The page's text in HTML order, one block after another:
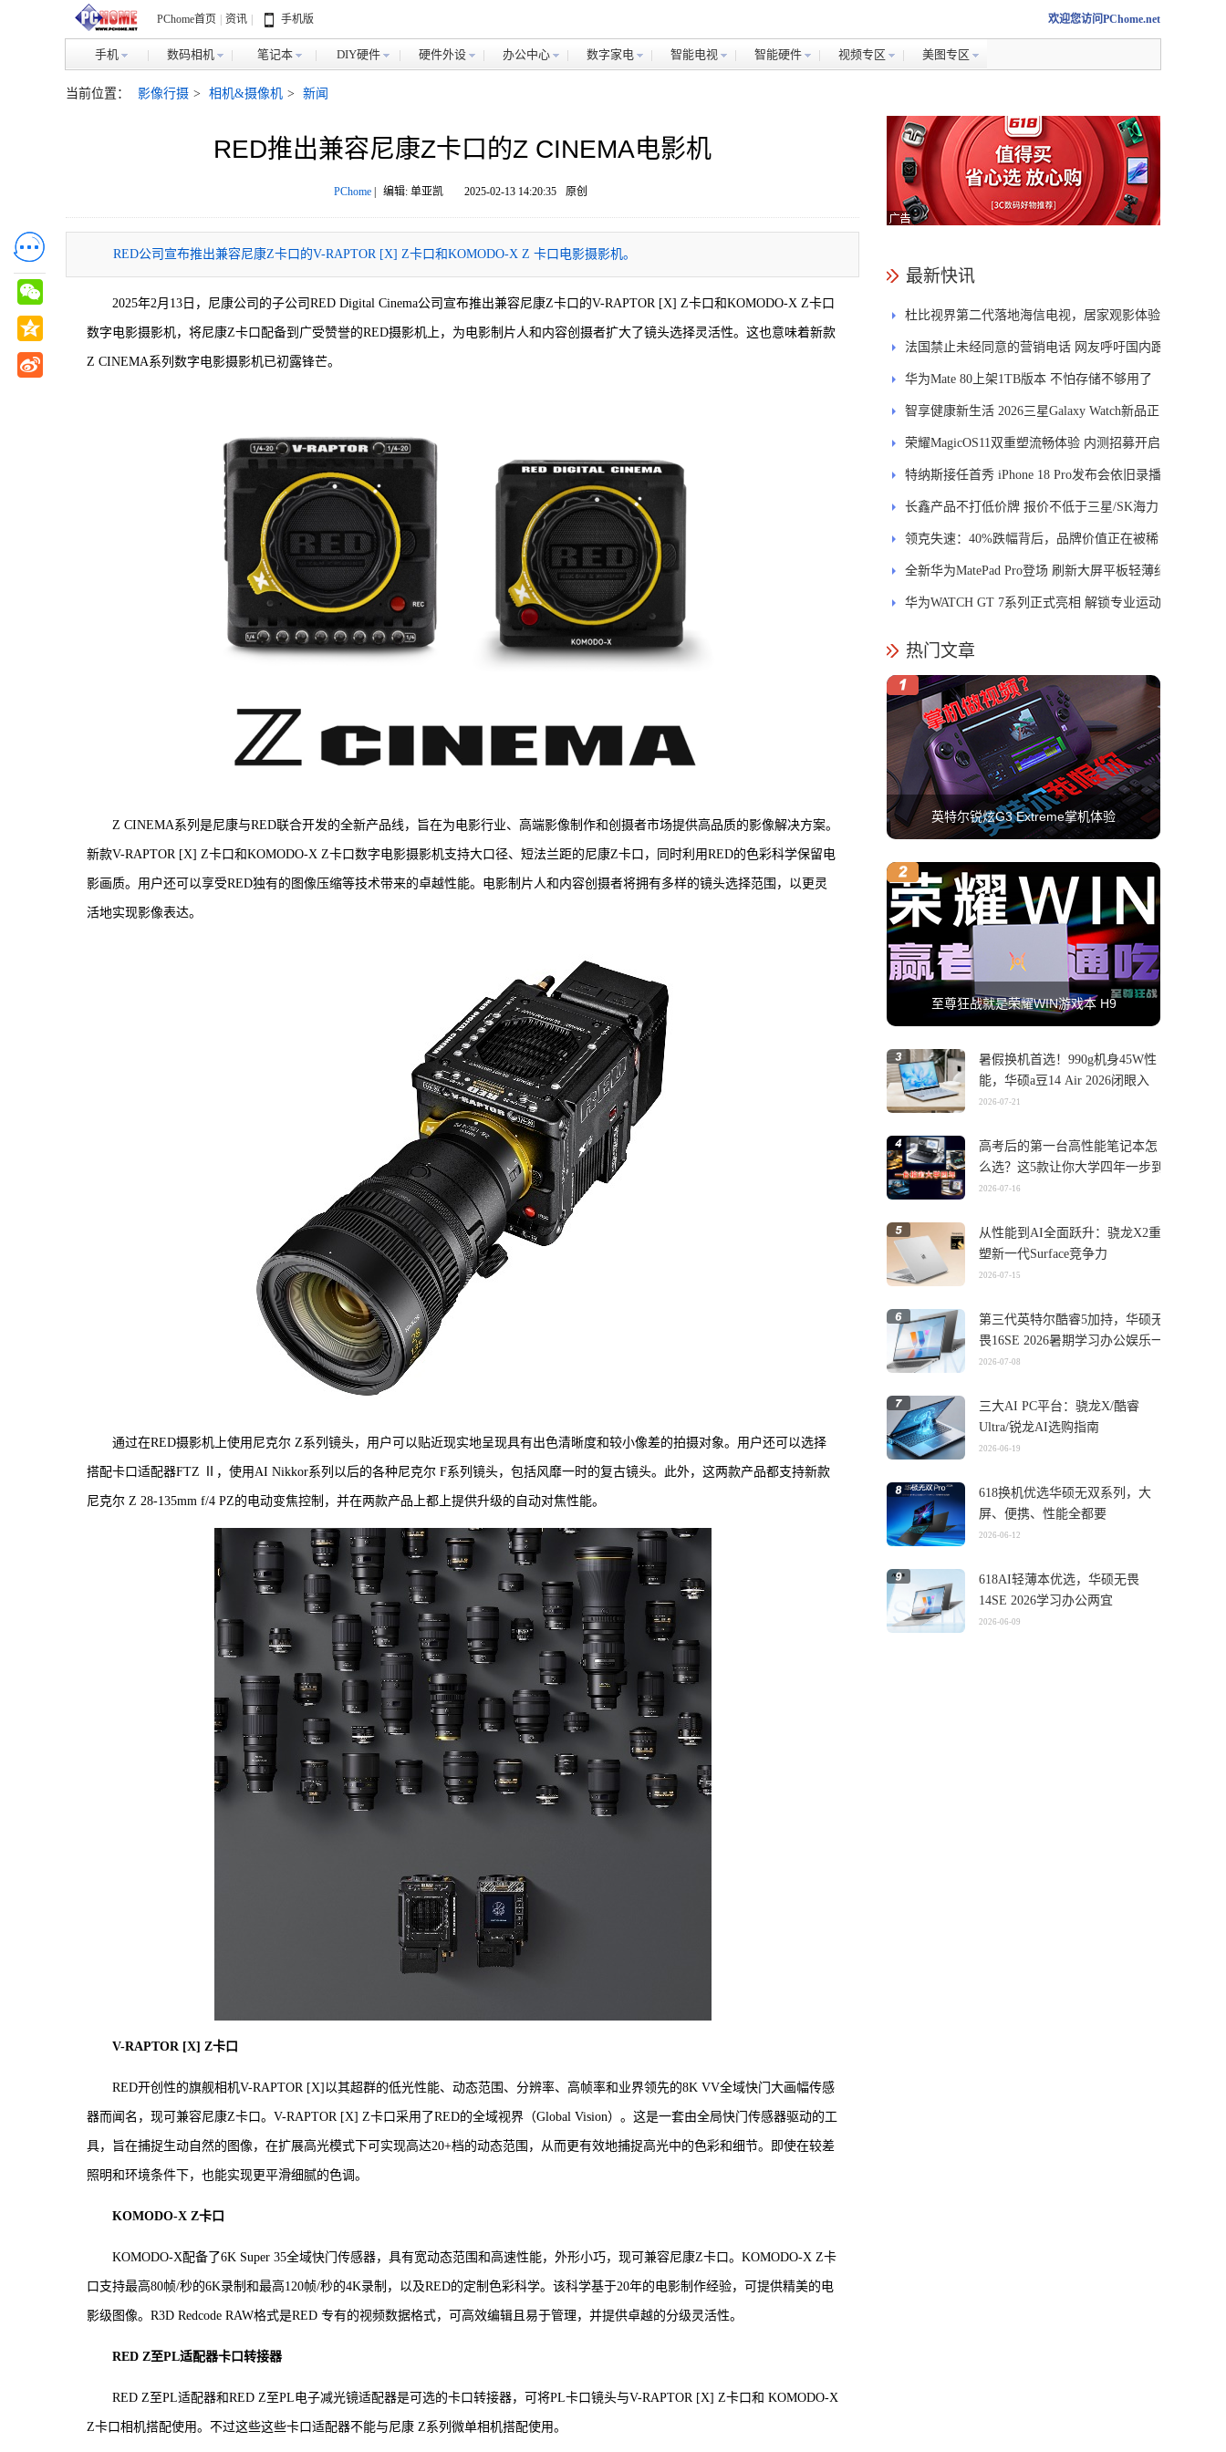
PChome首页 资讯 手机版 欢迎您访问PChome.net
手机 数码相机 笔记本 DIY硬件 硬件外设 办公中心 数字家电 智能电视 智能硬件 视频专区 美图专区
当前位置： 影像行摄 > 相机&摄像机 > 新闻
RED推出兼容尼康Z卡口的Z CINEMA电影机
PChome| 编辑: 单亚凯 2025-02-13 14:20:35 原创
RED公司宣布推出兼容尼康Z卡口的V-RAPTOR [X] Z卡口和KOMODO-X Z 卡口电影摄影机。
2025年2月13日，尼康公司的子公司RED Digital Cinema公司宣布推出兼容尼康Z卡口的V-RAPTOR [X] Z卡口和KOMODO-X Z卡口
数字电影摄影机，将尼康Z卡口配备到广受赞誉的RED摄影机上，为电影制片人和内容创摄者扩大了镜头选择灵活性。这也意味着新款
Z CINEMA系列数字电影摄影机已初露锋芒。
Z CINEMA系列是尼康与RED联合开发的全新产品线，旨在为电影行业、高端影像制作和创摄者市场提供高品质的影像解决方案。
新款V-RAPTOR [X] Z卡口和KOMODO-X Z卡口数字电影摄影机支持大口径、短法兰距的尼康Z卡口，同时利用RED的色彩科学保留电
影画质。用户还可以享受RED独有的图像压缩等技术带来的卓越性能。电影制片人和内容创摄者将拥有多样的镜头选择范围，以更灵
活地实现影像表达。
通过在RED摄影机上使用尼克尔 Z系列镜头，用户可以贴近现实地呈现具有出色清晰度和较小像差的拍摄对象。用户还可以选择
搭配卡口适配器FTZ Ⅱ，使用AI Nikkor系列以后的各种尼克尔 F系列镜头，包括风靡一时的复古镜头。此外，这两款产品都支持新款
尼克尔 Z 28-135mm f/4 PZ的电动变焦控制，并在两款产品上都上提供升级的自动对焦性能。
V-RAPTOR [X] Z卡口
RED开创性的旗舰相机V-RAPTOR [X]以其超群的低光性能、动态范围、分辨率、高帧率和业界领先的8K VV全域快门大画幅传感
器而闻名，现可兼容尼康Z卡口。V-RAPTOR [X] Z卡口采用了RED的全域视界（Global Vision）。这是一套由全局快门传感器驱动的工
具，旨在捕捉生动自然的图像，在扩展高光模式下可实现高达20+档的动态范围，从而更有效地捕捉高光中的色彩和细节。即使在较差
照明和环境条件下，也能实现更平滑细腻的色调。
KOMODO-X Z卡口
KOMODO-X配备了6K Super 35全域快门传感器，具有宽动态范围和高速性能，外形小巧，现可兼容尼康Z卡口。KOMODO-X Z卡
口支持最高80帧/秒的6K录制和最高120帧/秒的4K录制，以及RED的定制色彩科学。该科学基于20年的电影制作经验，可提供精美的电
影级图像。R3D Redcode RAW格式是RED 专有的视频数据格式，可高效编辑且易于管理，并提供卓越的分级灵活性。
RED Z至PL适配器卡口转接器
RED Z至PL适配器和RED Z至PL电子减光镜适配器是可选的卡口转接器，可将PL卡口镜头与V-RAPTOR [X] Z卡口和 KOMODO-X
Z卡口相机搭配使用。不过这些这些卡口适配器不能与尼康 Z系列微单相机搭配使用。
最新快讯
杜比视界第二代落地海信电视，居家观影体验
能迎来哪些升级？
法国禁止未经同意的营销电话 网友呼吁国内跟
进
华为Mate 80上架1TB版本 不怕存储不够用了
智享健康新生活 2026三星Galaxy Watch新品正
式开售
荣耀MagicOS11双重塑流畅体验 内测招募开启
特纳斯接任首秀 iPhone 18 Pro发布会依旧录播
长鑫产品不打低价牌 报价不低于三星/SK海力
士
领克失速：40%跌幅背后，品牌价值正在被稀
释
全新华为MatePad Pro登场 刷新大屏平板轻薄纪
录
华为WATCH GT 7系列正式亮相 解锁专业运动
热门文章
英特尔锐炫G3 Extreme掌机体验
至尊狂战就是荣耀WIN游戏本 H9
暑假换机首选！990g机身45W性
能，华硕a豆14 Air 2026闭眼入
2026-07-21
高考后的第一台高性能笔记本怎
么选？这5款让你大学四年一步到
位
2026-07-16
从性能到AI全面跃升：骁龙X2重
塑新一代Surface竞争力
2026-07-15
第三代英特尔酷睿5加持，华硕无
畏16SE 2026暑期学习办公娱乐一
机搞定
2026-07-08
三大AI PC平台：骁龙X/酷睿
Ultra/锐龙AI选购指南
2026-06-19
618换机优选华硕无双系列，大
屏、便携、性能全都要
2026-06-12
618AI轻薄本优选，华硕无畏
14SE 2026学习办公两宜
2026-06-09